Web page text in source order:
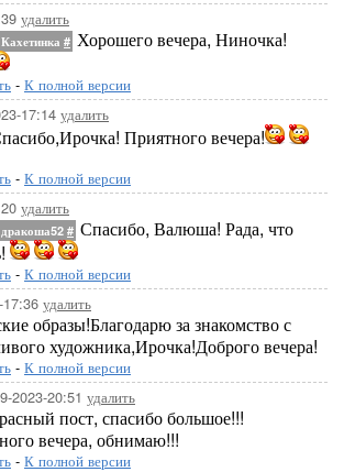
удалить
# Хорошего вечера, Ниночка!
- К полной версии
17:14 удалить
Приятного вечера!
- К полной версии
удалить
# Спасибо, Валюша! Рада, что
- К полной версии
удалить
образы!Благодарю за знакомство с
художника,Ирочка!Доброго вечера!
- К полной версии
2023-20:51 удалить
пост, спасибо большое!!!
вечера, обнимаю!!!
- К полной версии